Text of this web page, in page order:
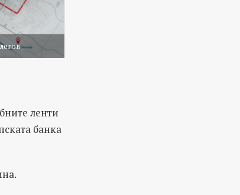
ленти
банка